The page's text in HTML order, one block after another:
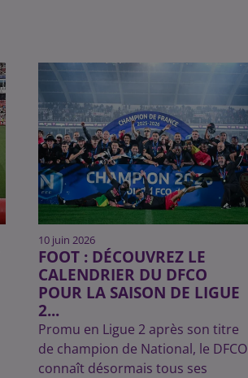
10 juin 2026
FOOT : DÉCOUVREZ LE
CALENDRIER DU DFCO
POUR LA SAISON DE LIGUE
2...
Promu en Ligue 2 après son titre
de champion de National, le DFCO
connaît désormais tous ses